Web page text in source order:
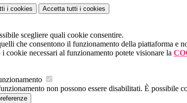
i cookies Accetta tutti i cookies
scegliere quali cookie consentire.
che consentono il funzionamento della piattaforma e
cookie necessari al funzionamento potete visionare la
non possono essere disabilitati. È possibile